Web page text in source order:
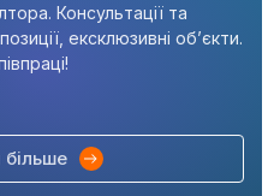
Консультації та
ексклюзивні об’єкти.
більше